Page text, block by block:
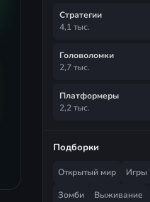
Стратегии
4,1 тыс.
Головоломки
2,7 тыс.
Платформеры
2,2 тыс.
Подборки
Открытый мир Игры
Зомби
Выживание